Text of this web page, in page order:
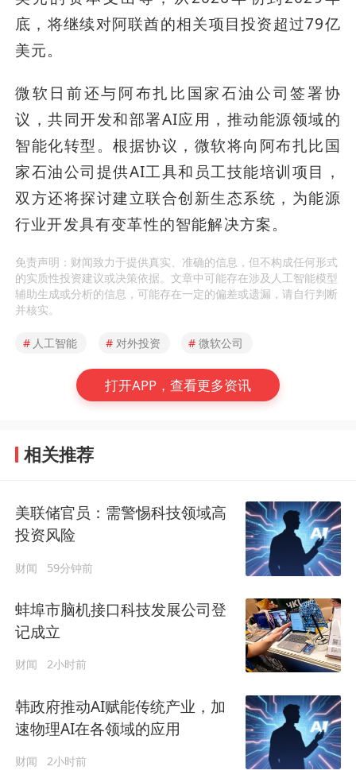
底，将继续对阿联酋的相关项目投资超过79亿
美元。
微软日前还与阿布扎比国家石油公司签署协
议，共同开发和部署AI应用，推动能源领域的
智能化转型。根据协议，微软将向阿布扎比国
家石油公司提供AI工具和员工技能培训项目，
双方还将探讨建立联合创新生态系统，为能源
行业开发具有变革性的智能解决方案。
免责声明：财闻致力于提供真实、准确的信息，但不构成任何形式
的实质性投资建议或决策依据。文章中可能存在涉及人工智能模型
辅助生成或分析的信息，可能存在一定的偏差或遗漏，请自行判断
并核实。
# 人工智能 # 对外投资 # 微软公司
打开APP，查看更多资讯
相关推荐
美联储官员：需警惕科技领域高
投资风险
财闻 59分钟前
蚌埠市脑机接口科技发展公司登
记成立
财闻 2小时前
韩政府推动AI赋能传统产业，加
速物理AI在各领域的应用
财闻 2小时前